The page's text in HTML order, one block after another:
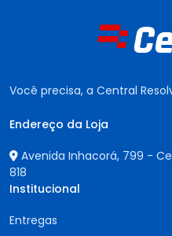
Você precisa, a Central
Endereço da Loja
Avenida Inhacorá, 799 -
818
Institucional
Entregas